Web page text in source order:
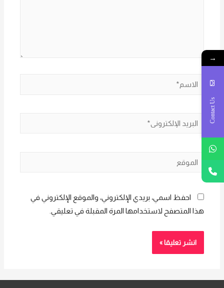
الاسم*
البريد
الموقع
احفظ اسمي، بريدي الإلكتروني، والموقع الإلكتروني في
هذا المتصفح لاستخدامها المرة المقبلة في تعليقي.
→
Contact Us